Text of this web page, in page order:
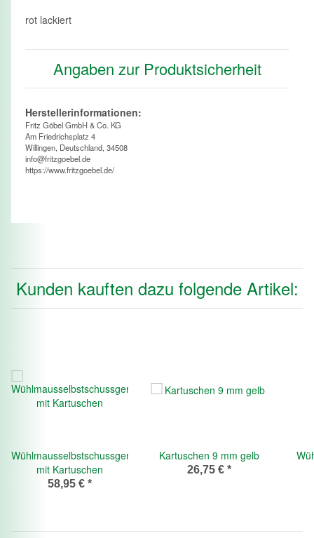
rot lackiert
Angaben zur Produktsicherheit
Herstellerinformationen:
Fritz Göbel GmbH & Co. KG
Am Friedrichsplatz 4
Willingen, Deutschland, 34508
info@fritzgoebel.de
https://www.fritzgoebel.de/
Kunden kauften dazu folgende Artikel:
Wühlmausselbstschussgerät
mit Kartuschen
58,95 € *
Kartuschen 9 mm gelb
26,75 € *